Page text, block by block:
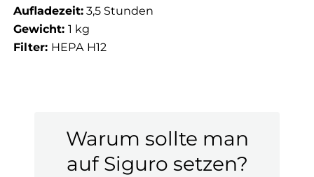
Aufladezeit:3,5 Stunden
Gewicht: 1 kg
Filter: HEPA H12
Warum sollte man
auf Siguro setzen?